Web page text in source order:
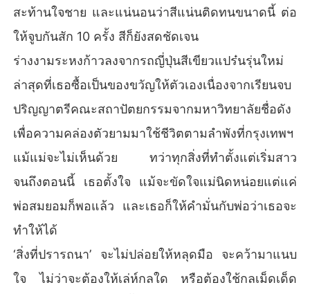
สะท้านใจชาย และแน่นอนว่าสีแน่นติดทนขนาดนี้ ต่อ
ให้จูบกันสัก 10 ครั้ง สีก็ยังสดชัดเจน
ร่างงามระหงก้าวลงจากรถญี่ปุ่นสีเขียวแปร๋นรุ่นใหม่
ล่าสุดที่เธอซื้อเป็นของขวัญให้ตัวเองเนื่องจากเรียนจบ
ปริญญาตรีคณะสถาปัตยกรรมจากมหาวิทยาลัยชื่อดัง
เพื่อความคล่องตัวยามมาใช้ชีวิตตามลำพังที่กรุงเทพฯ
แม้แม่จะไม่เห็นด้วย ทว่าทุกสิ่งที่ทำตั้งแต่เริ่มสาว
จนถึงตอนนี้ เธอตั้งใจ แม้จะขัดใจแม่นิดหน่อยแต่แค่
พ่อสมยอมก็พอแล้ว และเธอก็ให้คำมั่นกับพ่อว่าเธอจะ
ทำให้ได้
‘สิ่งที่ปรารถนา’ จะไม่ปล่อยให้หลุดมือ จะคว้ามาแนบ
ใจ ไม่ว่าจะต้องให้เล่ห์กลใด หรือต้องใช้กลเม็ดเด็ด